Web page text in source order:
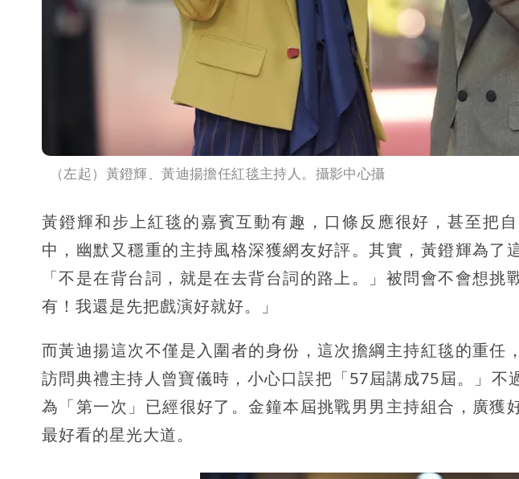
（左起）黃鐙輝、黃迪揚擔任紅毯主持人。攝影中心攝
黃鐙輝和步上紅毯的嘉賓互動有趣，口條反應很好，甚至把
中，幽默又穩重的主持風格深獲網友好評。其實，黃鐙輝為了
「不是在背台詞，就是在去背台詞的路上。」被問會不會想挑
有！我還是先把戲演好就好。」
而黃迪揚這次不僅是入圍者的身份，這次擔綱主持紅毯的重任
訪問典禮主持人曾寶儀時，小心口誤把「57屆講成75屆。」不
為「第一次」已經很好了。金鐘本屆挑戰男男主持組合，廣獲
最好看的星光大道。